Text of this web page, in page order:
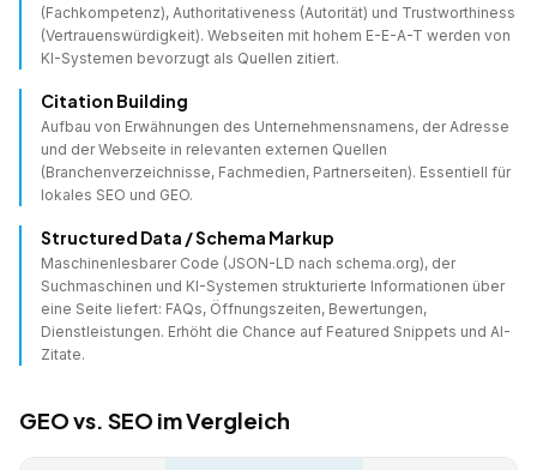
(Fachkompetenz), Authoritativeness (Autorität) und Trustworthiness
(Vertrauenswürdigkeit). Webseiten mit hohem E-E-A-T werden von
KI-Systemen bevorzugt als Quellen zitiert.
Citation Building
Aufbau von Erwähnungen des Unternehmensnamens, der Adresse
und der Webseite in relevanten externen Quellen
(Branchenverzeichnisse, Fachmedien, Partnerseiten). Essentiell für
lokales SEO und GEO.
Structured Data / Schema Markup
Maschinenlesbarer Code (JSON-LD nach schema.org), der
Suchmaschinen und KI-Systemen strukturierte Informationen über
eine Seite liefert: FAQs, Öffnungszeiten, Bewertungen,
Dienstleistungen. Erhöht die Chance auf Featured Snippets und AI-
Zitate.
GEO vs. SEO im Vergleich